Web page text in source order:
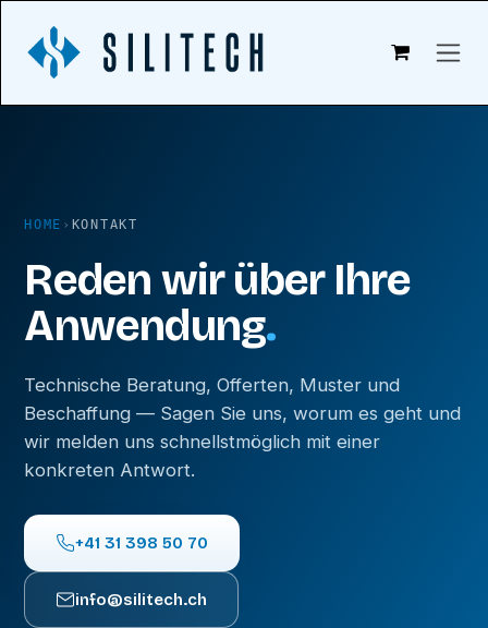
HOME › KONTAKT
Reden wir über Ihre
Anwendung.
Technische Beratung, Offerten, Muster und
Beschaffung — Sagen Sie uns, worum es geht und
wir melden uns schnellstmöglich mit einer
konkreten Antwort.
+41 31 398 50 70
info@silitech.ch